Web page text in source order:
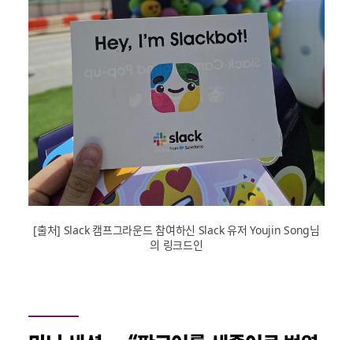
[출처] Slack 캠프그라운드 참여하신 Slack 유저 Youjin Song님
의 링크드인